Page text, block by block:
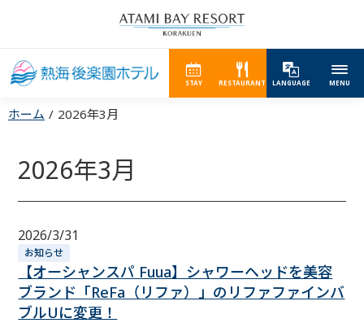
STAY RESTAURANT LANGUAGE MENU
ホーム 2026年3月
2026年3月
2026/3/31
お知らせ
【オーシャンスパ Fuua】シャワーヘッドを美容
ブランド「ReFa（リファ）」のリファファインバ
ブルUに変更！